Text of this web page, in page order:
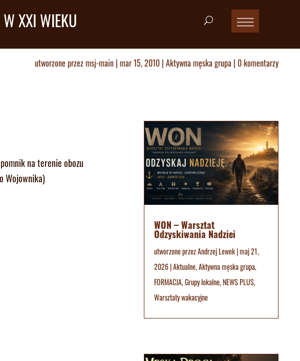
XXI WIEKU
utworzone przezmsj-main | mar 15, 2010 | Aktywna męska grupa | 0 komentarzy
na terenie obozu
Wojownika)
WON – Warsztat
Odzyskiwania Nadziei
utworzone przezAndrzej Lewek|maj 21,
2026|Aktualne,Aktywna męska grupa,
FORMACJA,Grupy lokalne,NEWS PLUS,
Warsztaty wakacyjne